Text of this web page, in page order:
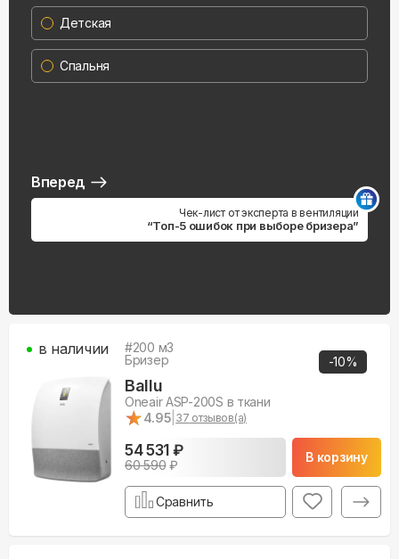
-10%
#200 м3
Бризер
Ballu
Oneair ASP-200S в ткани
★
★4.95 37 отзывов(а)
54 531 ₽
60 590₽
В корзину
в наличии
Сравнить
Детская
Спальня
Вперед
Чек-лист от эксперта в вентиляции
“Топ-5 ошибок при выборе бризера”